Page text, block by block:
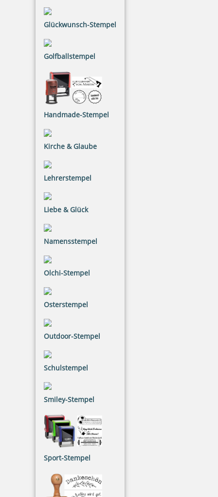
Glückwunsch-Stempel
Golfballstempel
Handmade-Stempel
Kirche & Glaube
Lehrerstempel
Liebe & Glück
Namensstempel
Olchi-Stempel
Osterstempel
Outdoor-Stempel
Schulstempel
Smiley-Stempel
Sport-Stempel
33,60 €
inkl. 20.00 % Mwst.
Printy 4923 Tauchstempel 06 Taucherstempel Motiv Seestern
Jetzt gestalten
Printy 4923 Tauchstempel 07 Taucherstempel Motiv Delfin
inkl. 20.00 % Mwst.
Jetzt gestalten
Printy 4924 Tauchstempel 08 Taucherstempel Motiv
Hobbytaucher